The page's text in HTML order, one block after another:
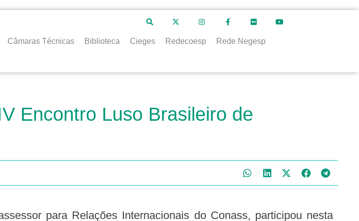
Câmaras Técnicas Biblioteca Cieges Redecoesp Rede Negesp
Encontro Luso Brasileiro de